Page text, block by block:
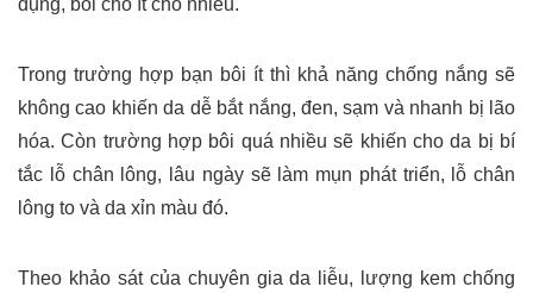
dụng, bôi chỗ ít chỗ nhiều.
Trong trường hợp bạn bôi ít thì khả năng chống nắng sẽ
không cao khiến da dễ bắt nắng, đen, sạm và nhanh bị lão
hóa. Còn trường hợp bôi quá nhiều sẽ khiến cho da bị bí
tắc lỗ chân lông, lâu ngày sẽ làm mụn phát triển, lỗ chân
lông to và da xỉn màu đó.
Theo khảo sát của chuyên gia da liễu, lượng kem chống